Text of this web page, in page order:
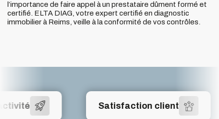
l’importance de faire appel à un prestataire dûment formé et
certifié. ELTA DIAG, votre expert certifié en diagnostic
immobilier à Reims, veille à la conformité de vos contrôles.
Satisfaction client